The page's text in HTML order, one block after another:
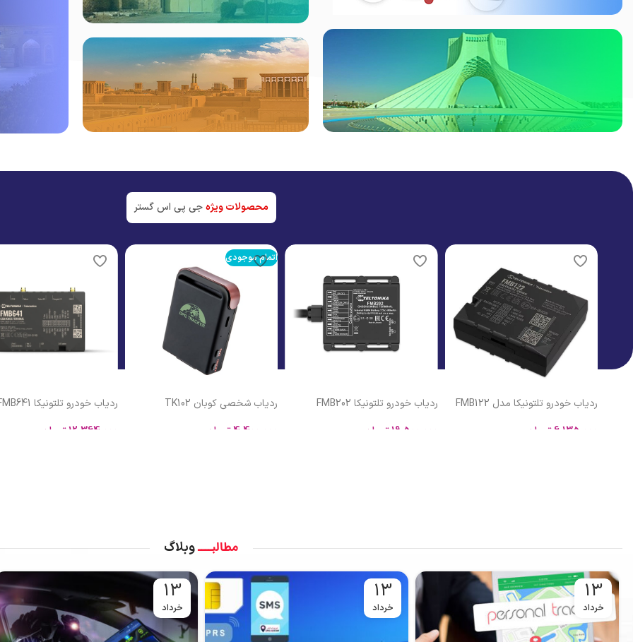
مشاهده
ردیاب خودرو درایرانشهر
جدیدترین ردیابها
مشاهده
مشاهده
ردیاب
محصولات ویژهجی پی اس گستر
ردیاب خودرو تلتونیکا FMB202
19,500,000تومان
اتمام موجودی
ردیاب شخصی کوبان TK102
4,400,000 تومان
ردیاب خودرو تلتونیکا FMB641
12,364,000
تومان
ردیاب خودرو کوبان C311
مطالبــــوبلاگ
13
خرداد
13
خرداد
13
خرداد